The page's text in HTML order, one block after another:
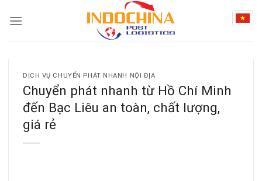
DỊCH VỤ CHUYỂN PHÁT NHANH NỘI ĐỊA
Chuyển phát nhanh từ Hồ Chí Minh
đến Bạc Liêu an toàn, chất lượng,
giá rẻ